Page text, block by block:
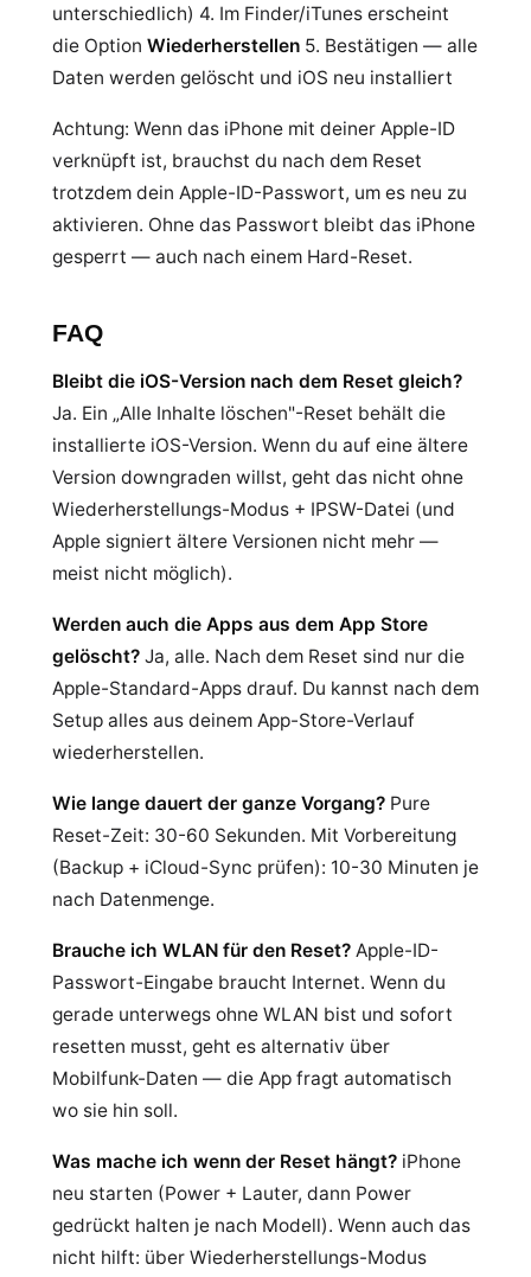
unterschiedlich) 4. Im Finder/iTunes erscheint
die Option Wiederherstellen 5. Bestätigen — alle
Daten werden gelöscht und iOS neu installiert
Achtung: Wenn das iPhone mit deiner Apple-ID
verknüpft ist, brauchst du nach dem Reset
trotzdem dein Apple-ID-Passwort, um es neu zu
aktivieren. Ohne das Passwort bleibt das iPhone
gesperrt — auch nach einem Hard-Reset.
FAQ
Bleibt die iOS-Version nach dem Reset gleich?
Ja. Ein „Alle Inhalte löschen"-Reset behält die
installierte iOS-Version. Wenn du auf eine ältere
Version downgraden willst, geht das nicht ohne
Wiederherstellungs-Modus + IPSW-Datei (und
Apple signiert ältere Versionen nicht mehr —
meist nicht möglich).
Werden auch die Apps aus dem App Store
gelöscht? Ja, alle. Nach dem Reset sind nur die
Apple-Standard-Apps drauf. Du kannst nach dem
Setup alles aus deinem App-Store-Verlauf
wiederherstellen.
Wie lange dauert der ganze Vorgang? Pure
Reset-Zeit: 30-60 Sekunden. Mit Vorbereitung
(Backup + iCloud-Sync prüfen): 10-30 Minuten je
nach Datenmenge.
Brauche ich WLAN für den Reset? Apple-ID-
Passwort-Eingabe braucht Internet. Wenn du
gerade unterwegs ohne WLAN bist und sofort
resetten musst, geht es alternativ über
Mobilfunk-Daten — die App fragt automatisch
wo sie hin soll.
Was mache ich wenn der Reset hängt? iPhone
neu starten (Power + Lauter, dann Power
gedrückt halten je nach Modell). Wenn auch das
nicht hilft: über Wiederherstellungs-Modus